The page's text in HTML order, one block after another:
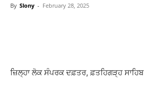
By Slony - February 28, 2025
ਜ਼ਿਲ੍ਹਾ ਲੋਕ ਸੰਪਰਕ ਦਫ਼ਤਰ, ਫ਼ਤਹਿਗੜ੍ਹ ਸਾਹਿਬ